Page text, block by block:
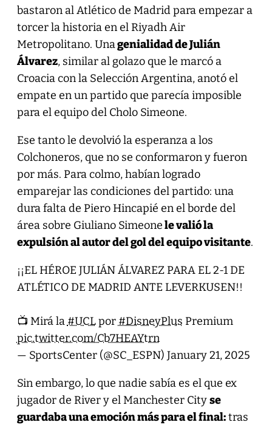
bastaron al Atlético de Madrid para empezar a
torcer la historia en el Riyadh Air
Metropolitano. Unagenialidad de Julián
Álvarez, similar al golazo que le marcó a
Croacia con la Selección Argentina, anotó el
empate en un partido que parecía imposible
para el equipo del Cholo Simeone.
Ese tanto le devolvió la esperanza a los
Colchoneros, que no se conformaron y fueron
por más. Para colmo, habían logrado
emparejar las condiciones del partido: una
dura falta de Piero Hincapié en el borde del
área sobre Giuliano Simeonele valió la
expulsión al autor del gol del equipo visitante.
¡¡EL HÉROE JULIÁN ÁLVAREZ PARA EL 2-1 DE
ATLÉTICO DE MADRID ANTE LEVERKUSEN!!
📺 Mirá la #UCLpor #DisneyPlus Premium
pic.twitter.com/Cb7HEAYtrn
— SportsCenter (@SC_ESPN) January 21, 2025
Sin embargo, lo que nadie sabía es el que ex
jugador de River y el Manchester Cityse
guardaba una emoción más para el final:tras